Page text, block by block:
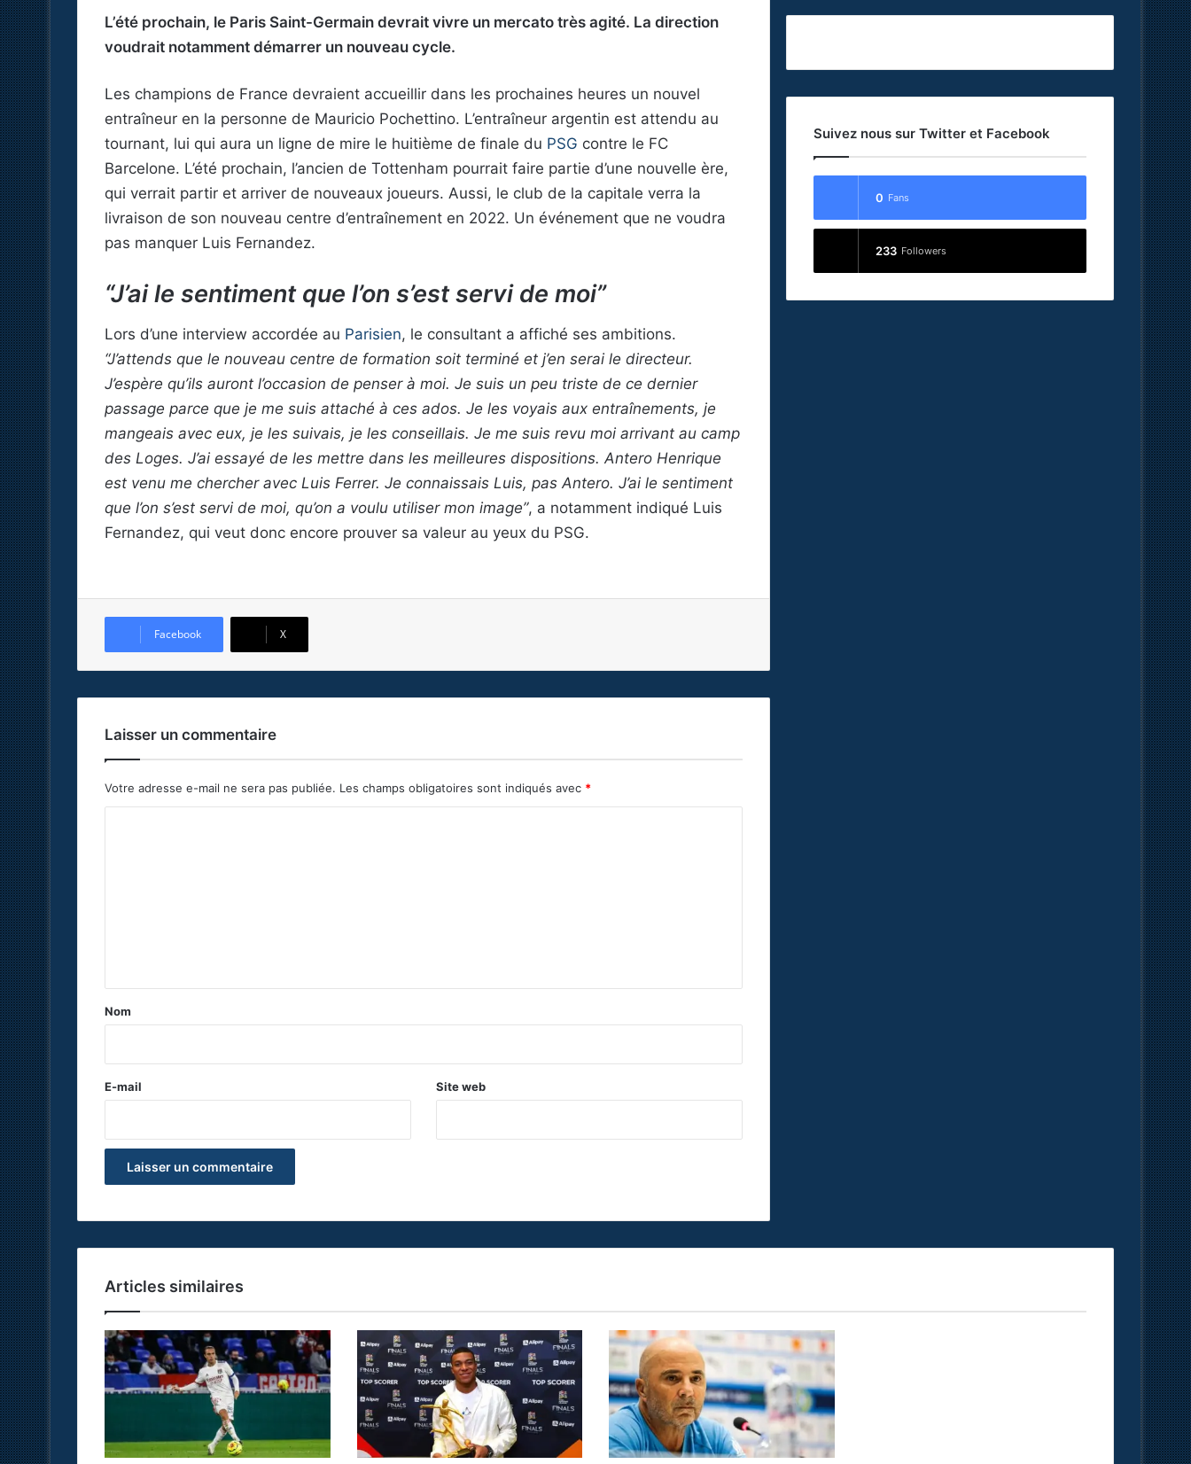
L’été prochain, le Paris Saint-Germain devrait vivre un mercato très agité. La direction
voudrait notamment démarrer un nouveau cycle.
Les champions de France devraient accueillir dans les prochaines heures un nouvel
entraîneur en la personne de Mauricio Pochettino. L’entraîneur argentin est attendu au
tournant, lui qui aura un ligne de mire le huitième de finale du PSG contre le FC
Barcelone. L’été prochain, l’ancien de Tottenham pourrait faire partie d’une nouvelle ère,
qui verrait partir et arriver de nouveaux joueurs. Aussi, le club de la capitale verra la
livraison de son nouveau centre d’entraînement en 2022. Un événement que ne voudra
pas manquer Luis Fernandez.
“J’ai le sentiment que l’on s’est servi de moi”
Lors d’une interview accordée au Parisien, le consultant a affiché ses ambitions.
“J’attends que le nouveau centre de formation soit terminé et j’en serai le directeur.
J’espère qu’ils auront l’occasion de penser à moi. Je suis un peu triste de ce dernier
passage parce que je me suis attaché à ces ados. Je les voyais aux entraînements, je
mangeais avec eux, je les suivais, je les conseillais. Je me suis revu moi arrivant au camp
des Loges. J’ai essayé de les mettre dans les meilleures dispositions. Antero Henrique
est venu me chercher avec Luis Ferrer. Je connaissais Luis, pas Antero. J’ai le sentiment
que l’on s’est servi de moi, qu’on a voulu utiliser mon image”, a notamment indiqué Luis
Fernandez, qui veut donc encore prouver sa valeur au yeux du PSG.
Facebook X
Laisser un commentaire
Votre adresse e-mail ne sera pas publiée. Les champs obligatoires sont indiqués avec *
a
e
Nom
E-mail Site web
Suivez nous sur Twitter et Facebook
0 Fans
233 Followers
Articles similaires